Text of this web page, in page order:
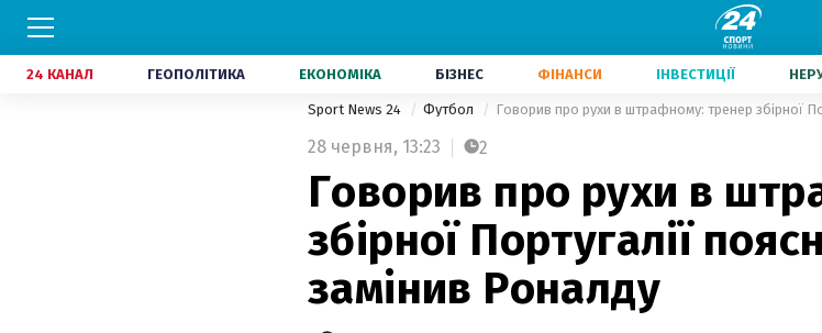
24 КАНАЛ ГЕОПОЛІТИКА ЕКОНОМІКА БІЗНЕС ФІНАНСИ ІНВЕСТИЦІЇ
Sport News 24 Футбол Говорив про рухи в штрафному: тренер збірної
28 червня, 13:23 2
Говорив про рухи в
збірної Португалії
замінив Роналду